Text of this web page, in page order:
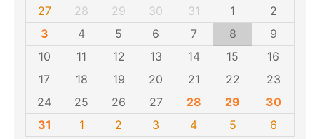
27
28 29 30 31 1
2
3
4 5 6 7 8
9
10
11 12 13 14 15
16
17
18 19 20 21 22
23
24
25 26 27 28 29
30
31
1 2 3 4 5 6